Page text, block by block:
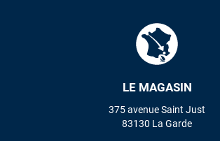
LE MAGASIN
375 avenue Saint Just
83130 La Garde